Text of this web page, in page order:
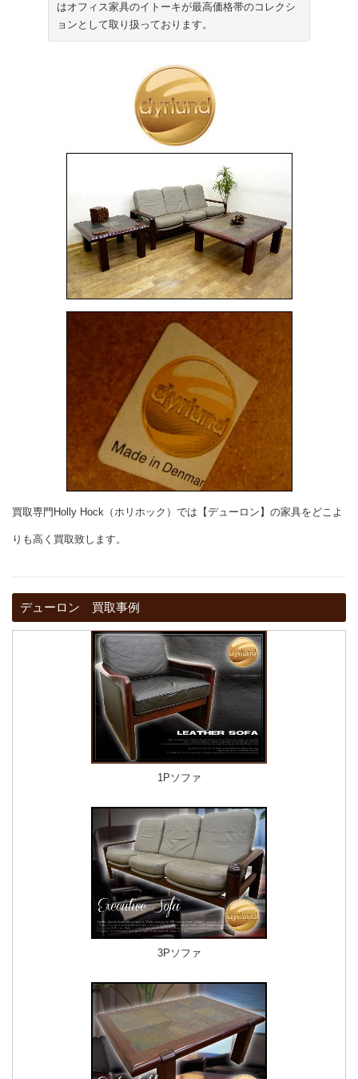
はオフィス家具のイトーキが最高価格帯のコレクシ
ョンとして取り扱っております。
買取専門Holly Hock（ホリホック）では【デューロン】の家具をどこよ
りも高く買取致します。
デューロン 買取事例
1Pソファ
3Pソファ